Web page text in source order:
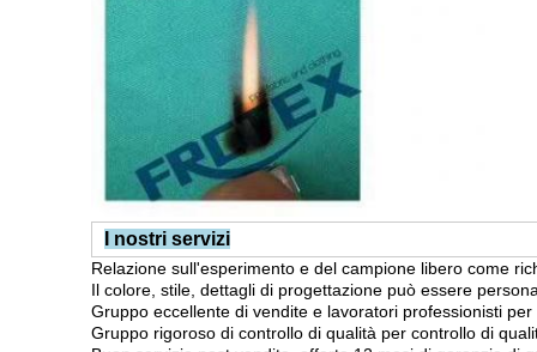
I nostri servizi
Relazione sull'esperimento e del campione libero come
Il colore, stile, dettagli di progettazione può essere
Gruppo eccellente di vendite e lavoratori professionisti
Gruppo rigoroso di controllo di qualità per controllo di